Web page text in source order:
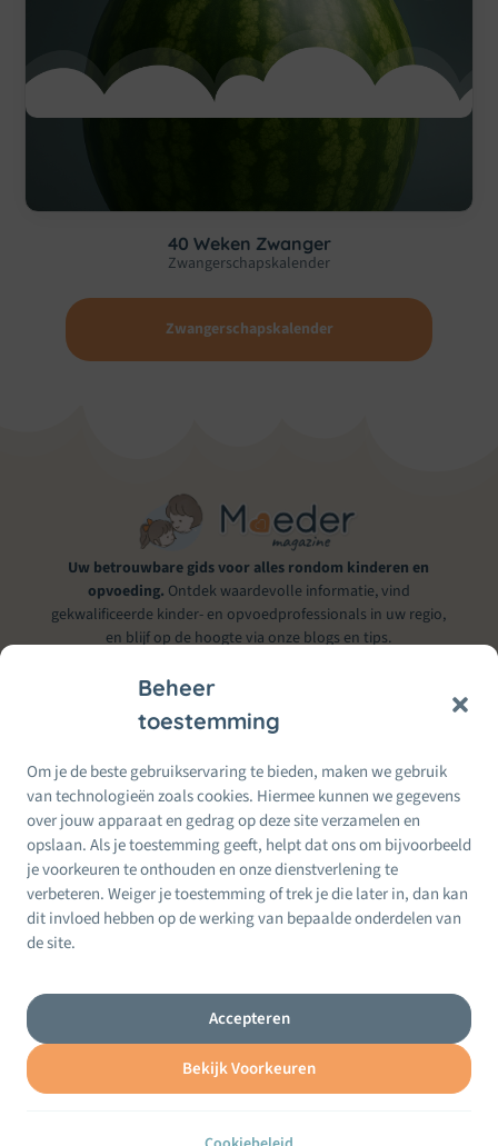
Beheer
toestemming
Om je de beste gebruikservaring te bieden, maken we gebruik
van technologieën zoals cookies. Hiermee kunnen we gegevens
over jouw apparaat en gedrag op deze site verzamelen en
opslaan. Als je toestemming geeft, helpt dat ons om bijvoorbeeld
je voorkeuren te onthouden en onze dienstverlening te
verbeteren. Weiger je toestemming of trek je die later in, dan kan
dit invloed hebben op de werking van bepaalde onderdelen van
de site.
Accepteren
Bekijk Voorkeuren
40 Weken Zwanger
Zwangerschapskalender
Zwangerschapskalender
Uw betrouwbare gids voor alles rondom kinderen en
opvoeding. Ontdek waardevolle informatie, vind
gekwalificeerde kinder- en opvoedprofessionals in uw regio,
en blijf op de hoogte via onze blogs en tips.
Alles voor Moeders
Moeders
per
Regio
Wij doen ons best om betrouwbare informatie te bieden. Bij twijfel
raadpleeg altijd een erkende kinder- of opvoedprofessional.
Recente
berichten24 Feb, 2026
Terug naar werk na zwangerschap: zo maak je de
overgang zachter
Privacybeleid Website Index